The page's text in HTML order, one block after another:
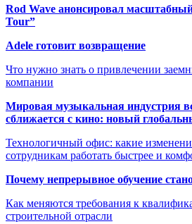
Rod Wave анонсировал
Tour”
Adele готовит возвращение
Что нужно знать о привлечении
компании
Мировая музыкальная индустрия
сближается с кино: новый
Технологичный офис: какие
сотрудникам работать быстрее и
Почему непрерывное обучение
Как меняются требования к
строительной отрасли